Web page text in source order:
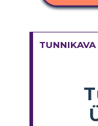
TUNNIKAVA